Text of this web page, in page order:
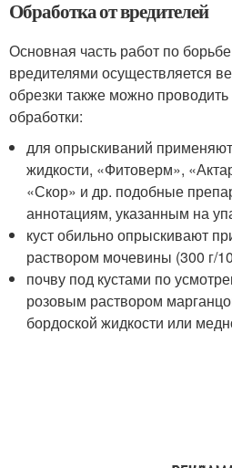
Обработка от вредителей
Основная часть работ по
вредителями осуществляется
обрезки также можно
обработки:
для опрыскиваний
жидкости, «Фитоверм»,
«Скор» и др. подобные
аннотациям, указанным на
куст обильно опрыскивают
раствором мочевины (300 г/
почву под кустами по
розовым раствором
бордоской жидкости или